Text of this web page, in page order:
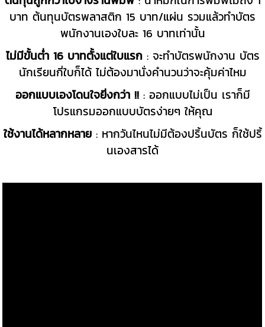
บาท ต้นทุนบัตรพลาสติก 15 บาท/แผ่น รวมแล้วทำบัตร
พนักงานเองใบละ 16 บาทเท่านั้น
ไม่มีขั้นต่ำ 16 บาทตั้งแต่ใบแรก: จะทำบัตรพนักงาน บัตร
นักเรียนกี่ใบก็ได้ ไม่ต้องมานั่งคำนวนว่าจะคุ้มค่าไหม
ออกแบบเองโดนใจยิ่งกว่า !!: ออกแบบไม่เป็น เราก็มี
โปรแกรมออกแบบบัตรง่ายๆ ให้คุณ
ใช้งานได้หลากหลาย: หากวันไหนไม่มีต้องปริ้นบัตร ก็ใช้ปริ้
นเองสารได้